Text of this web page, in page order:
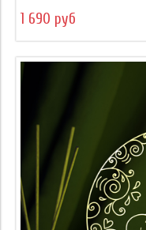
1 690 руб